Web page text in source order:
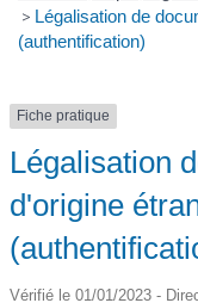
> Légalisation de
(authentification)
Fiche pratique
Légalisation
d'origine
Vérifié le 01/01/2023 -